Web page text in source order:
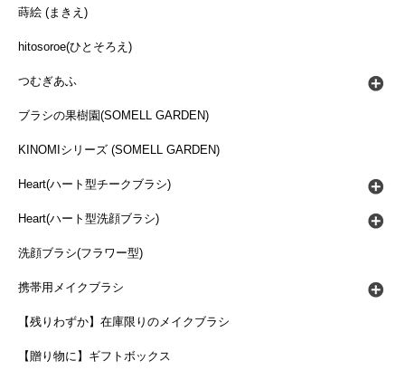
蒔絵 (まきえ)
hitosoroe(ひとそろえ)
つむぎあふ
ブラシの果樹園(SOMELL GARDEN)
KINOMIシリーズ (SOMELL GARDEN)
Heart(ハート型チークブラシ)
Heart(ハート型洗顔ブラシ)
洗顔ブラシ(フラワー型)
携帯用メイクブラシ
【残りわずか】在庫限りのメイクブラシ
【贈り物に】ギフトボックス